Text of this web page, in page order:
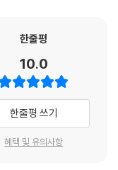
다
토옙스키는 지드, 카뮈와
걸쳐 인류 문화 전체에
제들』은 도스토옙스키
로서, 그의 작품들 가운
술적 구조를 드러내는
, 첫 번째 이야기를 완
한줄평
10.0
한줄평 쓰기
혜택 및 유의사항